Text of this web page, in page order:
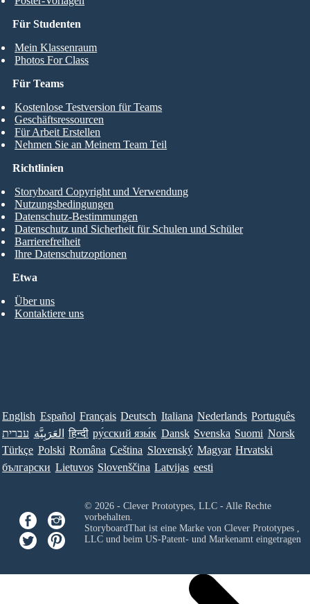
Für Studenten
Mein Klassenraum
Photos For Class
Für Teams
Kostenlose Testversion für Teams
Geschäftsressourcen
Für Arbeit Erstellen
Nehmen Sie an Meinem Team Teil
Etwa
Über uns
Kontaktiere uns
Richtlinien
Storyboard Copyright und Verwendung
Nutzungsbedingungen
Datenschutz-Bestimmungen
Datenschutz und Sicherheit für Schulen und Schüler
Barrierefreiheit
Ihre Datenschutzoptionen
English Español Français Deutsch Italiana Nederlands Português
עברית العَرَبِيَّة हिन्दी ру́сский язы́к Dansk Svenska Suomi Norsk
Türkçe Polski Româna Ceština Slovenský Magyar Hrvatski
български Lietuvos Slovenščina Latvijas eesti
© 2026 - Clever Prototypes, LLC - Alle Rechte
vorbehalten.
StoryboardThat ist eine Marke von Clever Prototypes ,
LLCund beim US-Patent- und Markenamt eingetragen